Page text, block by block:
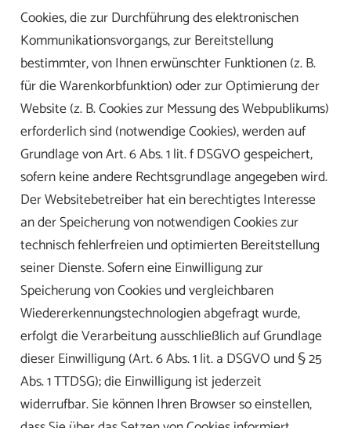
Cookies, die zur Durchführung des elektronischen
Kommunikationsvorgangs, zur Bereitstellung
bestimmter, von Ihnen erwünschter Funktionen (z. B.
für die Warenkorbfunktion) oder zur Optimierung der
Website (z. B. Cookies zur Messung des Webpublikums)
erforderlich sind (notwendige Cookies), werden auf
Grundlage von Art. 6 Abs. 1 lit. f DSGVO gespeichert,
sofern keine andere Rechtsgrundlage angegeben wird.
Der Websitebetreiber hat ein berechtigtes Interesse
an der Speicherung von notwendigen Cookies zur
technisch fehlerfreien und optimierten Bereitstellung
seiner Dienste. Sofern eine Einwilligung zur
Speicherung von Cookies und vergleichbaren
Wiedererkennungstechnologien abgefragt wurde,
erfolgt die Verarbeitung ausschließlich auf Grundlage
dieser Einwilligung (Art. 6 Abs. 1 lit. a DSGVO und § 25
Abs. 1 TTDSG); die Einwilligung ist jederzeit
widerrufbar. Sie können Ihren Browser so einstellen,